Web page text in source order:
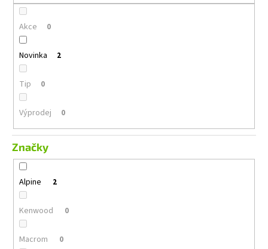
Akce 0
Novinka 2
Tip 0
Výprodej 0
Značky
Alpine 2
Kenwood 0
Macrom 0
m
GROUND
ZERO
3.250
SPL
12
990
Kč